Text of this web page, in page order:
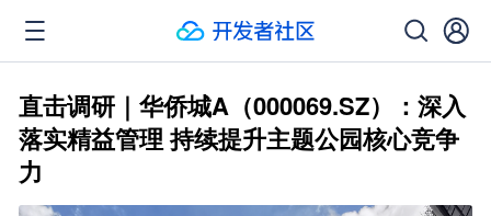
直击调研｜华侨城A（000069.SZ）：深入
落实精益管理 持续提升主题公园核心竞争
力